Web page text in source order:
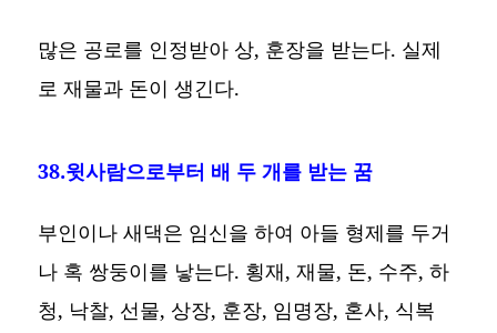
많은 공로를 인정받아 상, 훈장을 받는다. 실제
로 재물과 돈이 생긴다.
38.윗사람으로부터 배 두 개를 받는 꿈
부인이나 새댁은 임신을 하여 아들 형제를 두거
나 혹 쌍둥이를 낳는다. 횡재, 재물, 돈, 수주, 하
청, 낙찰, 선물, 상장, 훈장, 임명장, 혼사, 식복